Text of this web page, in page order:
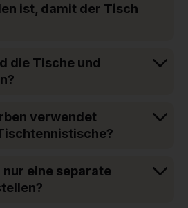
ist, damit der Tisch
die Tische und
verwendet
nur eine separate